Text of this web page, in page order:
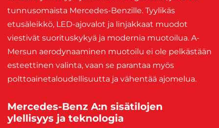
tunnusomaista Mercedes-Benzille. Tyylikäs
etusäleikkö, LED-ajovalot ja linjakkaat muodot
viestivät suorituskykyä ja modernia muotoilua. A-
Mersun aerodynaaminen muotoilu ei ole pelkästään
esteettinen valinta, vaan se parantaa myös
polttoainetaloudellisuutta ja vähentää ajomelua.
Mercedes-Benz A:n sisätilojen
ylellisyys ja teknologia